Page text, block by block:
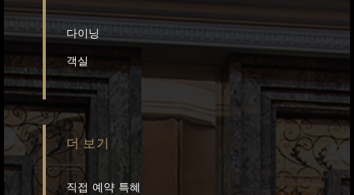
다이닝
객실
더 보기
직접 예약 특혜